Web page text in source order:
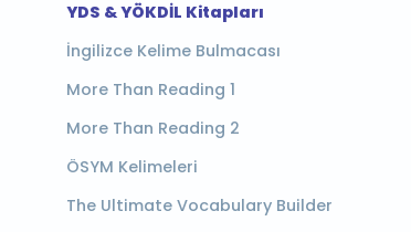
YDS & YÖKDİL Kitapları
İngilizce Kelime Bulmacası
More Than Reading 1
More Than Reading 2
ÖSYM Kelimeleri
The Ultimate Vocabulary Builder